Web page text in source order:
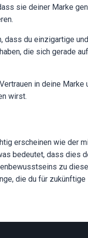
sie deiner Marke
dass du einzigartige
die sich gerade
in deine Marke
wirst.
erscheinen wie der
bedeutet, dass dies
zu
die du für zukünftige